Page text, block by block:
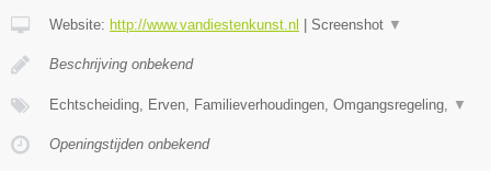
Website: http://www.vandiestenkunst.nl Screenshot ▼
Beschrijving onbekend
Echtscheiding, Erven, Familieverhoudingen, Omgangsregeling, ▼
Openingstijden onbekend